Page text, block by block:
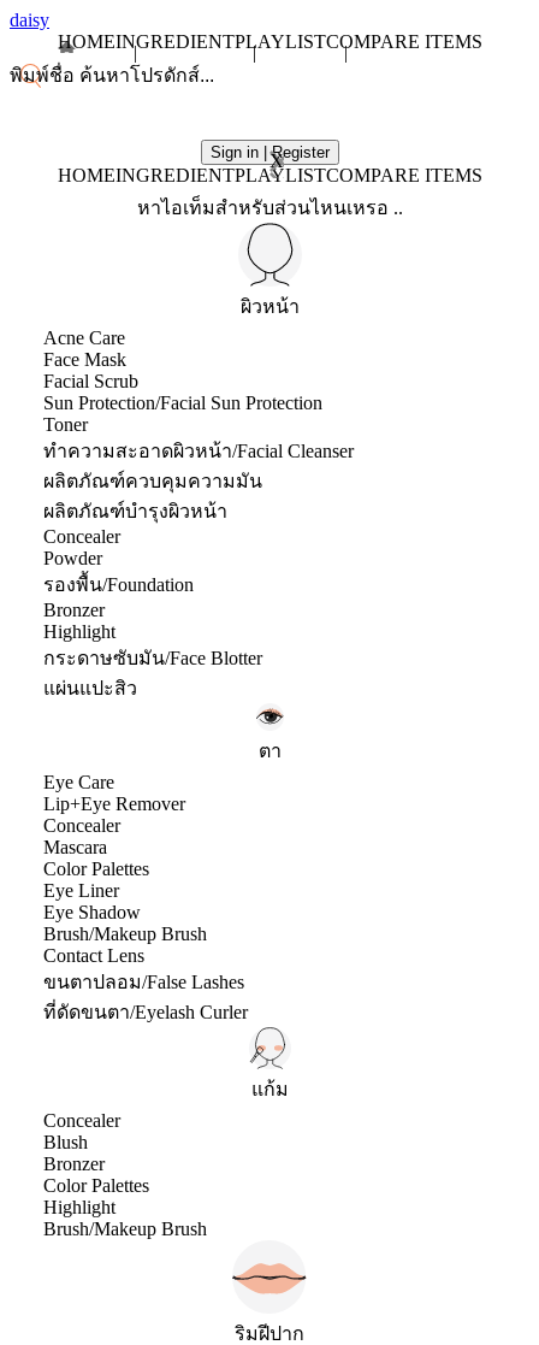
daisy
HOMEINGREDIENTPLAYLISTCOMPARE ITEMS
Sign in | Register
X
HOMEINGREDIENTPLAYLISTCOMPARE ITEMS
หาไอเท็มสำหรับส่วนไหนเหรอ ..
ผิวหน้า
Acne Care
Face Mask
Facial Scrub
Sun Protection/Facial Sun Protection
Toner
ทำความสะอาดผิวหน้า/Facial Cleanser
ผลิตภัณฑ์ควบคุมความมัน
ผลิตภัณฑ์บำรุงผิวหน้า
Concealer
Powder
รองพื้น/Foundation
Bronzer
Highlight
กระดาษซับมัน/Face Blotter
แผ่นแปะสิว
ตา
Eye Care
Lip+Eye Remover
Concealer
Mascara
Color Palettes
Eye Liner
Eye Shadow
Brush/Makeup Brush
Contact Lens
ขนตาปลอม/False Lashes
ที่ดัดขนตา/Eyelash Curler
แก้ม
Concealer
Blush
Bronzer
Color Palettes
Highlight
Brush/Makeup Brush
ริมฝีปาก